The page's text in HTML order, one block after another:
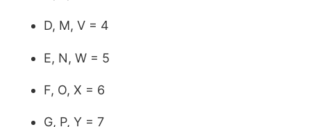
D, M, V = 4
E, N, W = 5
F, O, X = 6
G, P, Y = 7